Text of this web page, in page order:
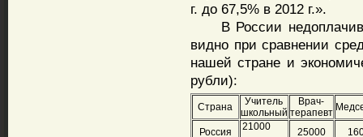
г. до 67,5% в 2012 г.».
В России
видно при сравнении
нашей стране и
рубли):
Страна
Учитель
школьный
Врач-
терапевт
Россия 21000 25000